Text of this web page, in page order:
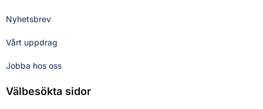
Nyhetsbrev
Vårt uppdrag
Jobba hos oss
Välbesökta sidor